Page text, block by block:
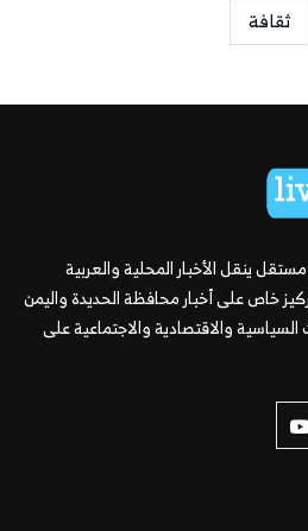
ثقافة
ينقل الأخبار المحلية والعربية
خاص على أخبار محافظة الحديدة واليمن
والاقتصادية والاجتماعية على